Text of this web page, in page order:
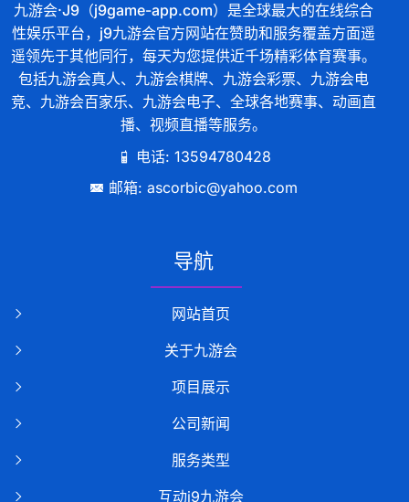
九游会·J9（j9game-app.com）是全球最大的在线综合
性娱乐平台，j9九游会官方网站在赞助和服务覆盖方面遥
遥领先于其他同行，每天为您提供近千场精彩体育赛事。
包括九游会真人、九游会棋牌、九游会彩票、九游会电
竞、九游会百家乐、九游会电子、全球各地赛事、动画直
播、视频直播等服务。
电话: 13594780428
邮箱: ascorbic@yahoo.com
导航
网站首页
关于九游会
项目展示
公司新闻
服务类型
互动j9九游会